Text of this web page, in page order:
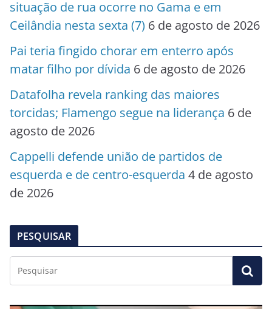
situação de rua ocorre no Gama e em
Ceilândia nesta sexta (7) 6 de agosto de 2026
Pai teria fingido chorar em enterro após
matar filho por dívida 6 de agosto de 2026
Datafolha revela ranking das maiores
torcidas; Flamengo segue na liderança 6 de
agosto de 2026
Cappelli defende união de partidos de
esquerda e de centro-esquerda 4 de agosto
de 2026
PESQUISAR